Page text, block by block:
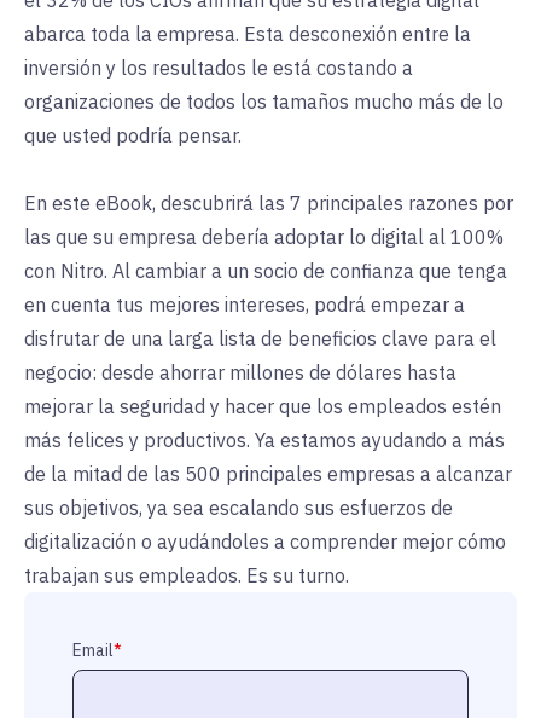
abarca toda la empresa. Esta desconexión entre la
inversión y los resultados le está costando a
organizaciones de todos los tamaños mucho más de lo
que usted podría pensar.
En este eBook, descubrirá las 7 principales razones por
las que su empresa debería adoptar lo digital al 100%
con Nitro. Al cambiar a un socio de confianza que tenga
en cuenta tus mejores intereses, podrá empezar a
disfrutar de una larga lista de beneficios clave para el
negocio: desde ahorrar millones de dólares hasta
mejorar la seguridad y hacer que los empleados estén
más felices y productivos. Ya estamos ayudando a más
de la mitad de las 500 principales empresas a alcanzar
sus objetivos, ya sea escalando sus esfuerzos de
digitalización o ayudándoles a comprender mejor cómo
trabajan sus empleados. Es su turno.
Email*